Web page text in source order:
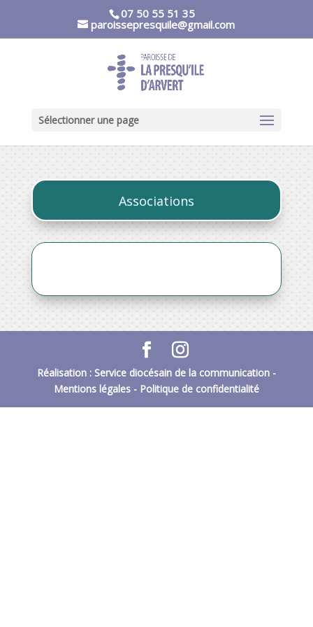
07 50 55 51 35
paroissepresquile@gmail.com
Sélectionner une page
Associations
Réalisation : Service diocésain de la communication -
Mentions légales- Politique de confidentialité